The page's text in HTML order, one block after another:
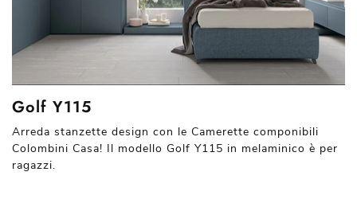
Golf Y115
Arreda stanzette design con le Camerette componibili
Colombini Casa! Il modello Golf Y115 in melaminico è per
ragazzi.